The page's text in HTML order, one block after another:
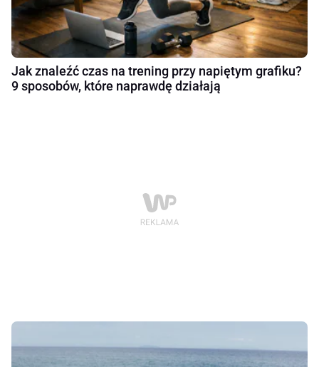
Jak znaleźć czas na trening przy napiętym grafiku?
9 sposobów, które naprawdę działają